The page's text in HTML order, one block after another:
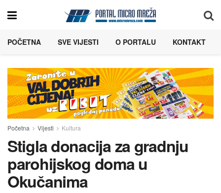
POČETNA SVE VIJESTI O PORTALU KONTAKT
Početna Vijesti Kultura
Stigla donacija za gradnju
parohijskog doma u
Okučanima